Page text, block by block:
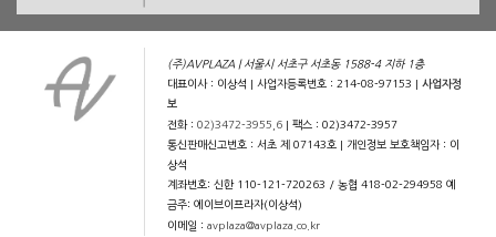
(주)AVPLAZA | 서울시 서초구 서초동 1588-4 지하 1층
대표이사 : 이상석 | 사업자등록번호 : 214-08-97153 |사업자정
보
전화 :02)3472-3955,6 | 팩스 : 02)3472-3957
통신판매신고번호 : 서초 제 07143호 | 개인정보 보호책임자 : 이
상석
계좌번호: 신한 110-121-720263 / 농협 418-02-294958 예
금주: 에이브이프라자(이상석)
이메일 :avplaza@avplaza.co.kr